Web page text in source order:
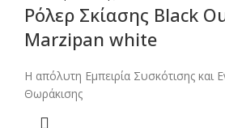
Ρόλερ Σκίασης Black
Marzipan white
Η απόλυτη Εμπειρία Συσκότισης και
Θωράκισης